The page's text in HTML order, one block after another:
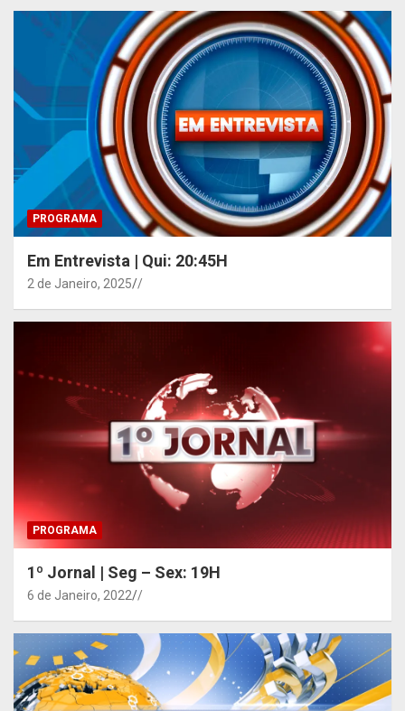
PROGRAMA
Em Entrevista | Qui: 20:45H
2 de Janeiro, 2025 /
PROGRAMA
1º Jornal | Seg – Sex: 19H
6 de Janeiro, 2022 /